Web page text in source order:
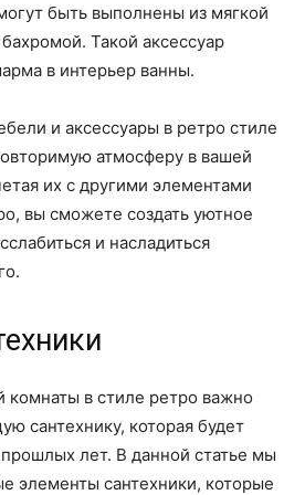
быть выполнены из мягкой
Такой аксессуар
в интерьер ванны.
и аксессуары в ретро стиле
атмосферу в вашей
их с другими элементами
вы сможете создать уютное
и насладиться
комнаты в стиле ретро важно
сантехнику, которая будет
лет. В данной статье мы
элементы сантехники, которые